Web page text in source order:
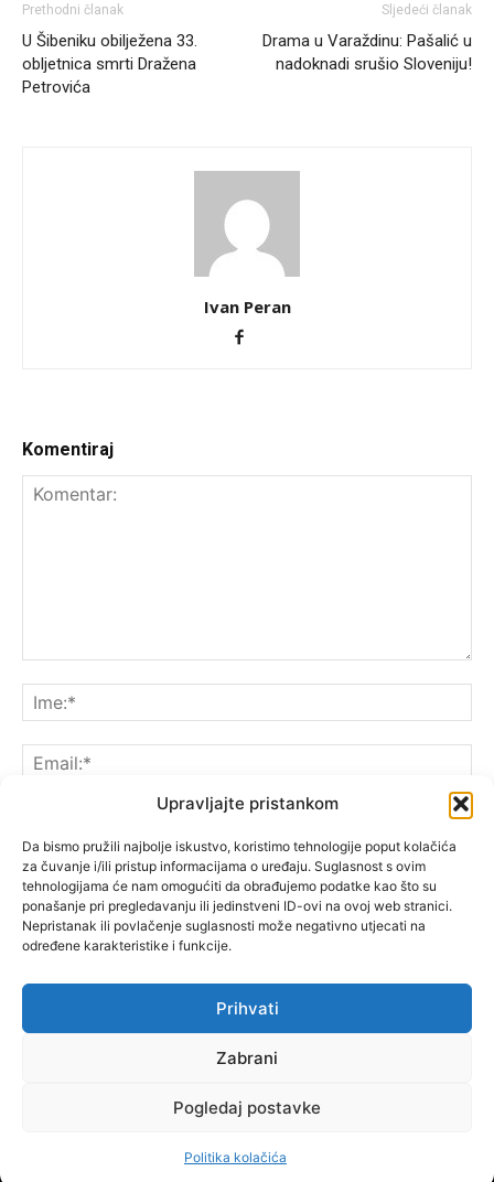
Upravljajte pristankom
Da bismo pružili najbolje iskustvo, koristimo tehnologije poput kolačića
za čuvanje i/ili pristup informacijama o uređaju. Suglasnost s ovim
tehnologijama će nam omogućiti da obrađujemo podatke kao što su
ponašanje pri pregledavanju ili jedinstveni ID-ovi na ovoj web stranici.
Nepristanak ili povlačenje suglasnosti može negativno utjecati na
određene karakteristike i funkcije.
Prihvati
Zabrani
Pogledaj postavke
Politika kolačića
Prethodni članak
U Šibeniku obilježena 33.
obljetnica smrti Dražena
Petrovića
Sljedeći članak
Drama u Varaždinu: Pašalić u
nadoknadi srušio Sloveniju!
Ivan Peran
Komentiraj
Spremite moje ime, e-poštu i web-lokaciju u ovom
pregledniku sljedeći put kada komentarirate.